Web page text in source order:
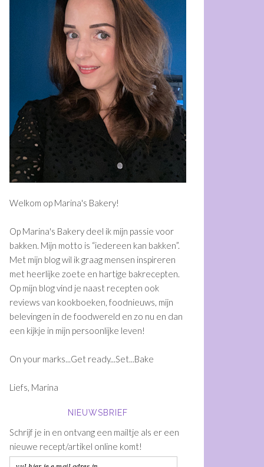
Welkom op Marina's Bakery!
Op Marina's Bakery deel ik mijn passie voor
bakken. Mijn motto is “iedereen kan bakken”.
Met mijn blog wil ik graag mensen inspireren
met heerlijke zoete en hartige bakrecepten.
Op mijn blog vind je naast recepten ook
reviews van kookboeken, foodnieuws, mijn
belevingen in de foodwereld en zo nu en dan
een kijkje in mijn persoonlijke leven!
On your marks...Get ready...Set...Bake
Liefs, Marina
NIEUWSBRIEF
Schrijf je in en ontvang een mailtje als er een
nieuwe recept/artikel online komt!
vul